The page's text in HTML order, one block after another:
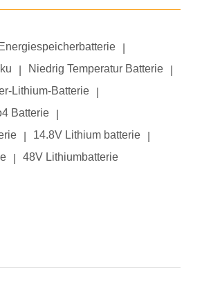
Energiespeicherbatterie
Niedrig Temperatur Batterie
Lithium-Batterie
Batterie
14.8V Lithium batterie
48V Lithiumbatterie